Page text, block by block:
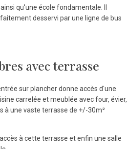
qu'une école fondamentale. Il
desservi par une ligne de bus
avec terrasse
sur plancher donne accès d'une
carrelée et meublée avec four, évier,
à une vaste terrasse de +/-30m²
à cette terrasse et enfin une salle